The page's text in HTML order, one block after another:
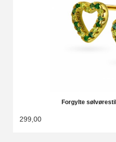
Forgylte
299,00